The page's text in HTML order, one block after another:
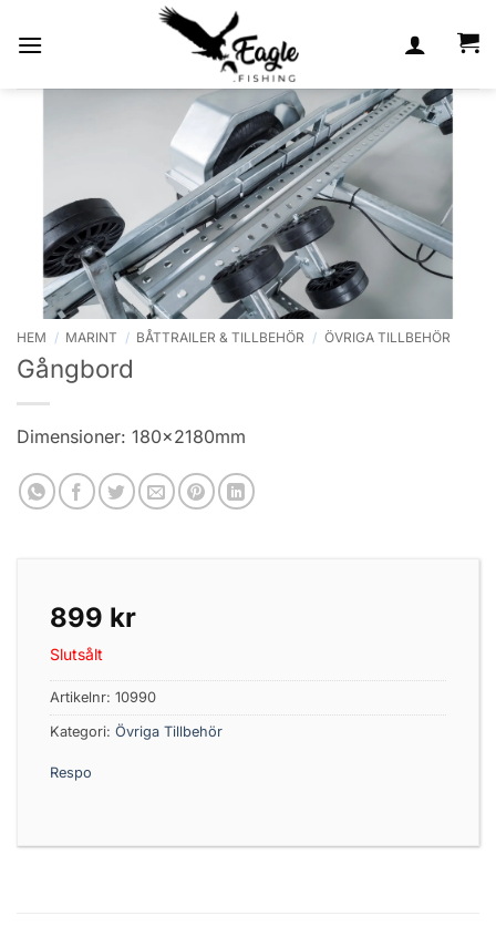
HEM / MARINT / BÅTTRAILER & TILLBEHÖR / ÖVRIGA TILLBEHÖR
Gångbord
Dimensioner: 180x2180mm
899 kr
Slutsålt
Artikelnr: 10990
Kategori: Övriga Tillbehör
Respo